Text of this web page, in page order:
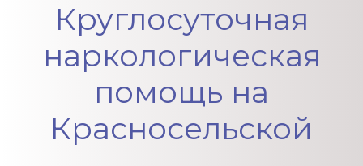
Круглосуточная
наркологическая
помощь на
Красносельской